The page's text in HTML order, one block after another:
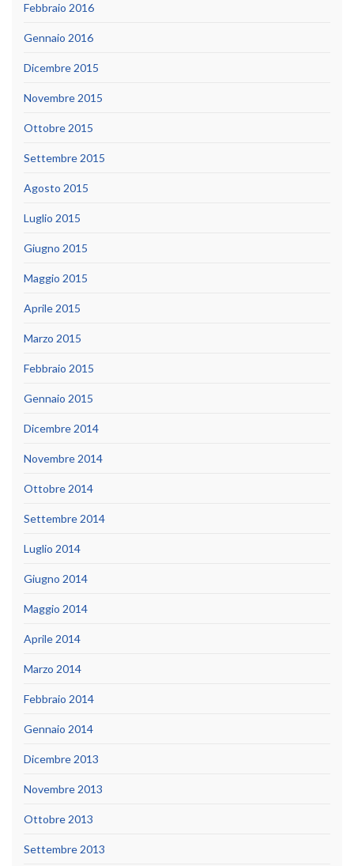
Febbraio 2016
Gennaio 2016
Dicembre 2015
Novembre 2015
Ottobre 2015
Settembre 2015
Agosto 2015
Luglio 2015
Giugno 2015
Maggio 2015
Aprile 2015
Marzo 2015
Febbraio 2015
Gennaio 2015
Dicembre 2014
Novembre 2014
Ottobre 2014
Settembre 2014
Luglio 2014
Giugno 2014
Maggio 2014
Aprile 2014
Marzo 2014
Febbraio 2014
Gennaio 2014
Dicembre 2013
Novembre 2013
Ottobre 2013
Settembre 2013